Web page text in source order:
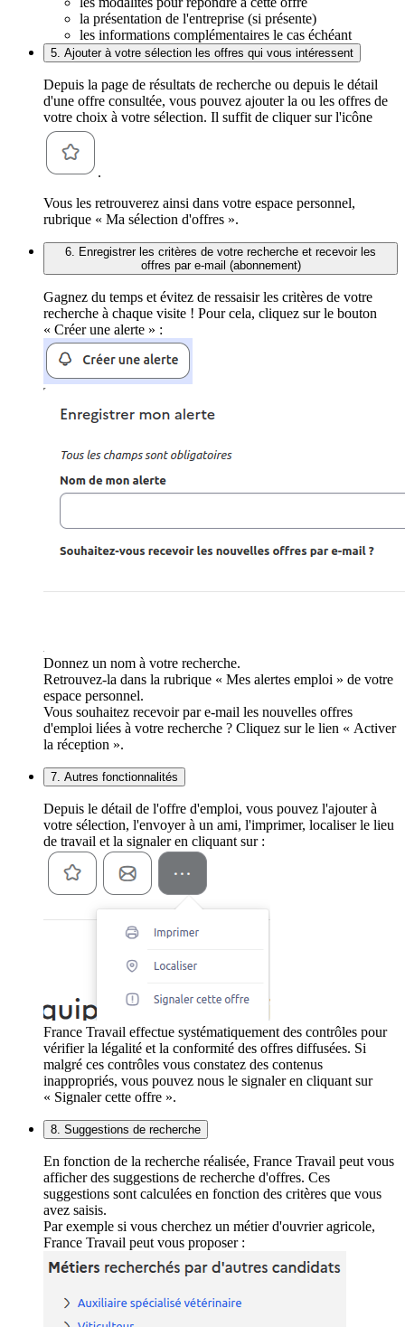
la présentation de l'entreprise (si présente)
les informations complémentaires le cas échéant
5. Ajouter à votre sélection les offres qui vous intéressent
Depuis la page de résultats de recherche ou depuis le détail
d'une offre consultée, vous pouvez ajouter la ou les offres de
votre choix à votre sélection. Il suffit de cliquer sur l'icône
.
Vous les retrouverez ainsi dans votre espace personnel,
rubrique « Ma sélection d'offres ».
6. Enregistrer les critères de votre recherche et recevoir les
offres par e-mail (abonnement)
Gagnez du temps et évitez de ressaisir les critères de votre
recherche à chaque visite ! Pour cela, cliquez sur le bouton
« Créer une alerte » :
Donnez un nom à votre recherche.
Retrouvez-la dans la rubrique « Mes alertes emploi » de votre
espace personnel.
Vous souhaitez recevoir par e-mail les nouvelles offres
d'emploi liées à votre recherche ? Cliquez sur le lien « Activer
la réception ».
7. Autres fonctionnalités
Depuis le détail de l'offre d'emploi, vous pouvez l'ajouter à
votre sélection, l'envoyer à un ami, l'imprimer, localiser le lieu
de travail et la signaler en cliquant sur :
France Travail effectue systématiquement des contrôles pour
vérifier la légalité et la conformité des offres diffusées. Si
malgré ces contrôles vous constatez des contenus
inappropriés, vous pouvez nous le signaler en cliquant sur
« Signaler cette offre ».
8. Suggestions de recherche
En fonction de la recherche réalisée, France Travail peut vous
afficher des suggestions de recherche d'offres. Ces
suggestions sont calculées en fonction des critères que vous
avez saisis.
Par exemple si vous cherchez un métier d'ouvrier agricole,
France Travail peut vous proposer :